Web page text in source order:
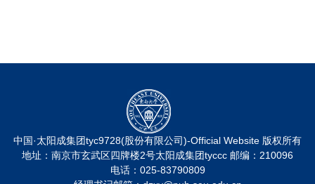
中国·太阳成集团tyc9728(股份有限公司)-Official Website 版权所有
地址：南京市玄武区四牌楼2号太阳成集团tyccc 邮编：210096
电话：025-83790809